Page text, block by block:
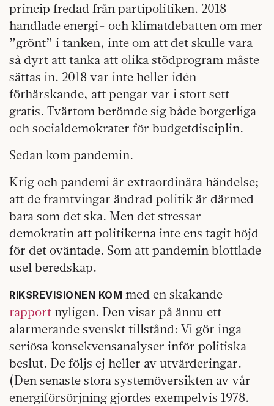
princip fredad från partipolitiken. 2018
handlade energi- och klimatdebatten om mer
”grönt” i tanken, inte om att det skulle vara
så dyrt att tanka att olika stödprogram måste
sättas in. 2018 var inte heller idén
förhärskande, att pengar var i stort sett
gratis. Tvärtom berömde sig både borgerliga
och socialdemokrater för budgetdisciplin.
Sedan kom pandemin.
Krig och pandemi är extraordinära händelse;
att de framtvingar ändrad politik är därmed
bara som det ska. Men det stressar
demokratin att politikerna inte ens tagit höjd
för det oväntade. Som att pandemin blottlade
usel beredskap.
RIKSREVISIONEN KOM med en skakande
rapport nyligen. Den visar på ännu ett
alarmerande svenskt tillstånd: Vi gör inga
seriösa konsekvensanalyser inför politiska
beslut. De följs ej heller av utvärderingar.
(Den senaste stora systemöversikten av vår
energiförsörjning gjordes exempelvis 1978.